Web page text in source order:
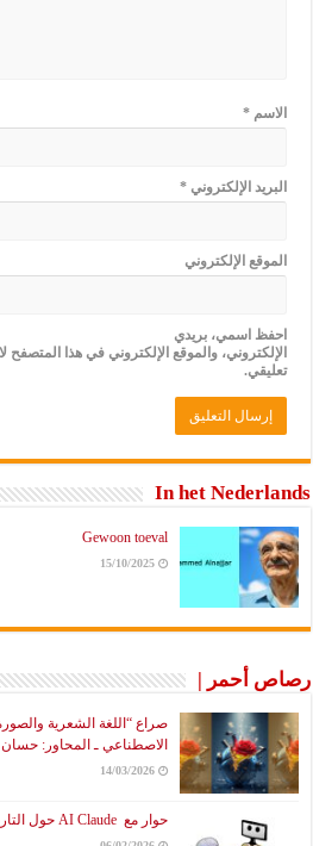
الاسم*
البريد الإلكتروني*
الموقع الإلكتروني
احفظ اسمي، بريدي
الإلكتروني، والموقع الإلكتروني في هذا المتصفح
تعليقي.
In het Nederlands
Gewoon toeval
15/10/2025
رصاص أحمر |
صراع “اللغة الشعرية
الاصطناعي ـ المحاور:
14/03/2026
حوار مع AI Claude حول التاريخ والحقيقة